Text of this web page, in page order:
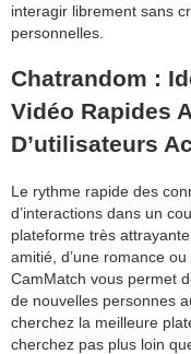
interagir librement sans
personnelles.
Chatrandom :
Vidéo Rapides
D’utilisateurs
Le rythme rapide des
d’interactions dans un
plateforme très
amitié, d’une romance
CamMatch vous permet
de nouvelles personnes
cherchez la meilleure
cherchez pas plus loin